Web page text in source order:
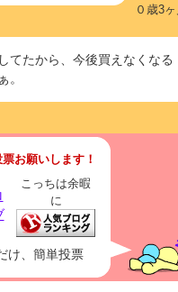
０歳3
てたから、今後買えなくなる
。
お願いします！
こっちは余暇
に
け、簡単投票